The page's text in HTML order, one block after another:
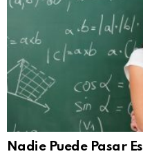
Nadie Puede Pasar